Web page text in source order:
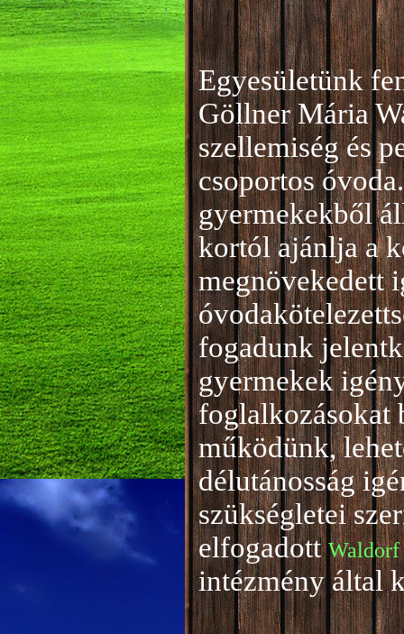
Egyesületünk
Göllner Mária
szellemiség és
csoportos
gyermekekből
kortól ajánlja a
megnövekedett
fogadunk
gyermekek
foglalkozásokat
működünk,
délutánosság
szükségletei
elfogadott Waldorf
intézmény által